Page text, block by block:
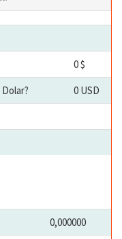
0 $
0 USD
0,000000